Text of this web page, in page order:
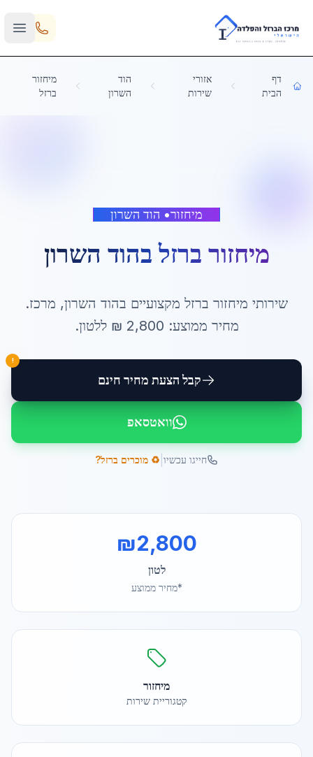
Skip to main content
דף
הבית
אזורי
שירות
הוד
השרון
מיחזור
ברזל
מיחזור• הוד השרון
מיחזור ברזלבהוד השרון
שירותי מיחזור ברזל מקצועיים בהוד השרון, מרכז.
מחיר ממוצע: 2,800 ₪ ללטון.
קבל הצעת מחיר חינם
!
וואטסאפ
חייגו עכשיו ♻️ מוכרים ברזל?
₪2,800
לטון
*מחיר ממוצע
מיחזור
קטגוריית שירות